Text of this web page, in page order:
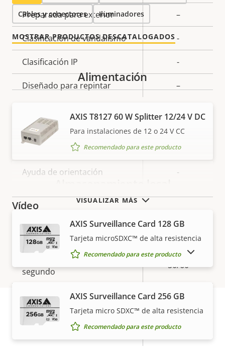
Preparada para exterior –
Clasificación de vandalismo -
Clasificación IP -
Diseñado para repintar –
Analíticas
Descripción
de
propiedad
Valor de
la
propiedad
Versión Autotracking -
Ayuda de orientación -
Vídeo
Descripción
Valor de
propiedad
Máxima resolución de vídeo 1920x1080
Máximo de imágenes por
segundo
50/60
Funcionamiento día/noche Sí
Estabilización electrónica de
Cables y conectores Iluminadores
MOSTRAR PRODUCTOS DESCATALOGADOS
VISUALIZAR MÁS
Alimentación
AXIS T8127 60 W Splitter 12/24 V DC
Para instalaciones de 12 o 24 V CC
Recomendado para este producto
AXIS Surveillance Card 128 GB
Tarjeta microSDXC™ de alta resistencia
Recomendado para este producto
AXIS Surveillance Card 256 GB
Tarjeta micro SDXC™ de alta resistencia
Recomendado para este producto
MOSTRAR PRODUCTOS DESCATALOGADOS
Garantía